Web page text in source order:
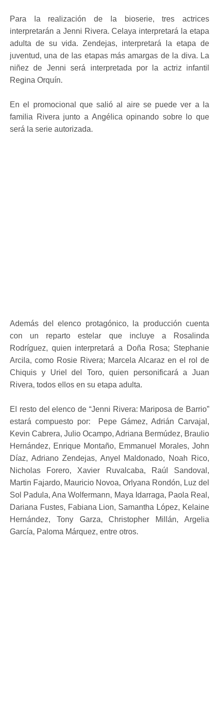
Para la realización de la bioserie, tres actrices
interpretarán a Jenni Rivera. Celaya interpretará la etapa
adulta de su vida. Zendejas, interpretará la etapa de
juventud, una de las etapas más amargas de la diva. La
niñez de Jenni será interpretada por la actriz infantil
Regina Orquín.
En el promocional que salió al aire se puede ver a la
familia Rivera junto a Angélica opinando sobre lo que
será la serie autorizada.
Además del elenco protagónico, la producción cuenta
con un reparto estelar que incluye a Rosalinda
Rodríguez, quien interpretará a Doña Rosa; Stephanie
Arcila, como Rosie Rivera; Marcela Alcaraz en el rol de
Chiquis y Uriel del Toro, quien personificará a Juan
Rivera, todos ellos en su etapa adulta.
El resto del elenco de “Jenni Rivera: Mariposa de Barrio”
estará compuesto por: Pepe Gámez, Adrián Carvajal,
Kevin Cabrera, Julio Ocampo, Adriana Bermúdez, Braulio
Hernández, Enrique Montaño, Emmanuel Morales, John
Díaz, Adriano Zendejas, Anyel Maldonado, Noah Rico,
Nicholas Forero, Xavier Ruvalcaba, Raúl Sandoval,
Martin Fajardo, Mauricio Novoa, Orlyana Rondón, Luz del
Sol Padula, Ana Wolfermann, Maya Idarraga, Paola Real,
Dariana Fustes, Fabiana Lion, Samantha López, Kelaine
Hernández, Tony Garza, Christopher Millán, Argelia
García, Paloma Márquez, entre otros.